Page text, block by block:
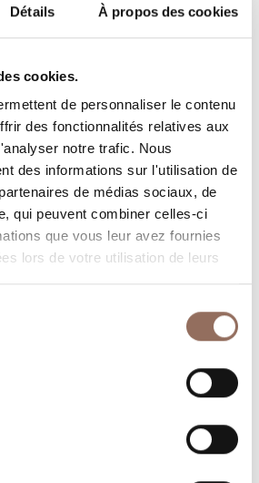
Détails À propos des cookies
cookies.
de personnaliser le contenu
des fonctionnalités relatives aux
notre trafic. Nous
des informations sur l'utilisation de
de médias sociaux, de
qui peuvent combiner celles-ci
que vous leur avez fournies
lors de votre utilisation de leurs
où manger, quoi faire et visiter
Langhe Monferrato Roero, tout en
sur la météo en temps réel